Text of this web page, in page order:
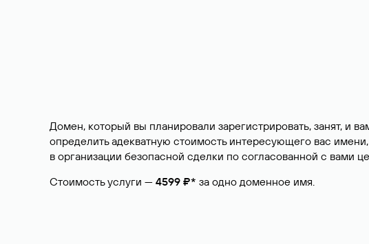
Домен, который вы планировали зарегистрировать, занят, и
определить адекватную стоимость интересующего вас
в организации безопасной сделки по согласованной с вами
Стоимость услуги — 4599 ₽* за одно доменное имя.